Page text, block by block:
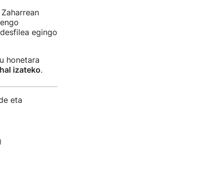
egingo
honetara
izateko.
eta